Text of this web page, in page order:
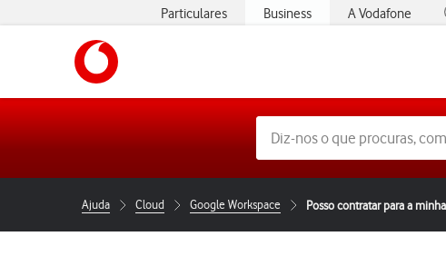
Particulares Business A Vodafone
Ajuda Cloud Google Workspace Posso contratar para a